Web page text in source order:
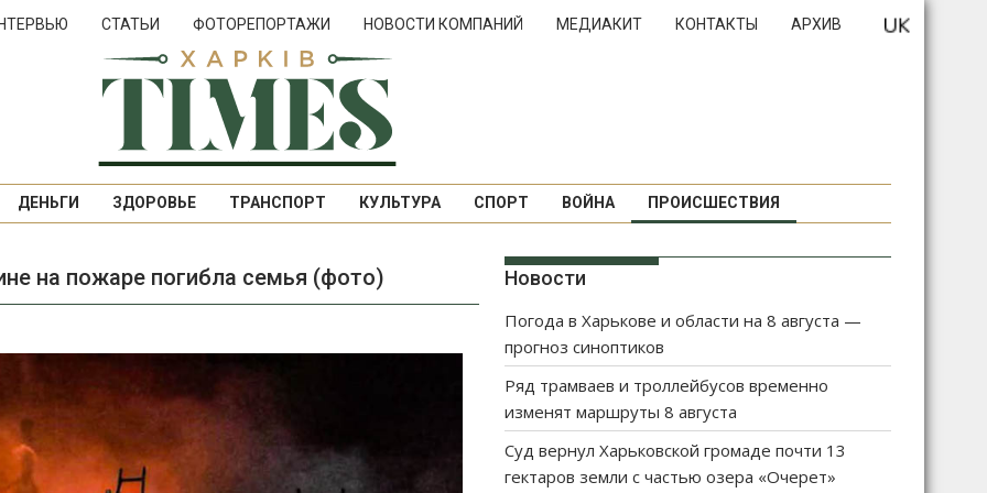
СТАТЬИ ФОТОРЕПОРТАЖИ НОВОСТИ КОМПАНИЙ МЕДИАКИТ КОНТАКТЫ АРХИВ
ДЕНЬГИ ЗДОРОВЬЕ ТРАНСПОРТ КУЛЬТУРА СПОРТ ВОЙНА ПРОИСШЕСТВИЯ
на пожаре погибла семья (фото) Новости
Погода в Харькове и области на 8 августа —
прогноз синоптиков
Ряд трамваев и троллейбусов временно
изменят маршруты 8 августа
Суд вернул Харьковской громаде почти 13
гектаров земли с частью озера «Очерет»